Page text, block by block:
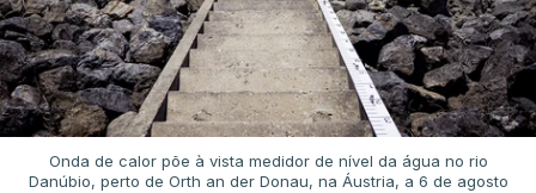
Onda de calor põe à vista medidor de nível da água no rio
Danúbio, perto de Orth an der Donau, na Áustria, a 6 de agosto